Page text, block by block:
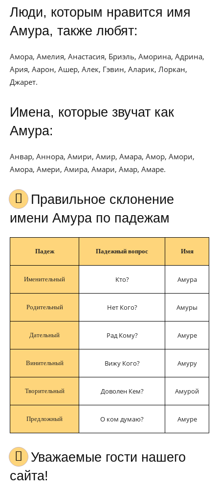
Люди, которым нравится имя
Амура, также любят:
Амора, Амелия, Анастасия, Бриэль, Аморина, Адрина,
Ария, Аарон, Ашер, Алек, Гэвин, Аларик, Лоркан,
Джарет.
Имена, которые звучат как
Амура:
Анвар, Аннора, Амири, Амир, Амара, Амор, Амори,
Амора, Амери, Амира, Амари, Амар, Амаре.
Правильное склонение
имени Амура по падежам
Падеж Падежный вопрос Имя
Именительный Кто? Амура
Родительный Нет Кого? Амуры
Дательный Рад Кому? Амуре
Винительный Вижу Кого? Амуру
Творительный Доволен Кем? Амурой
Предложный О ком думаю? Амуре
Уважаемые гости нашего
сайта!